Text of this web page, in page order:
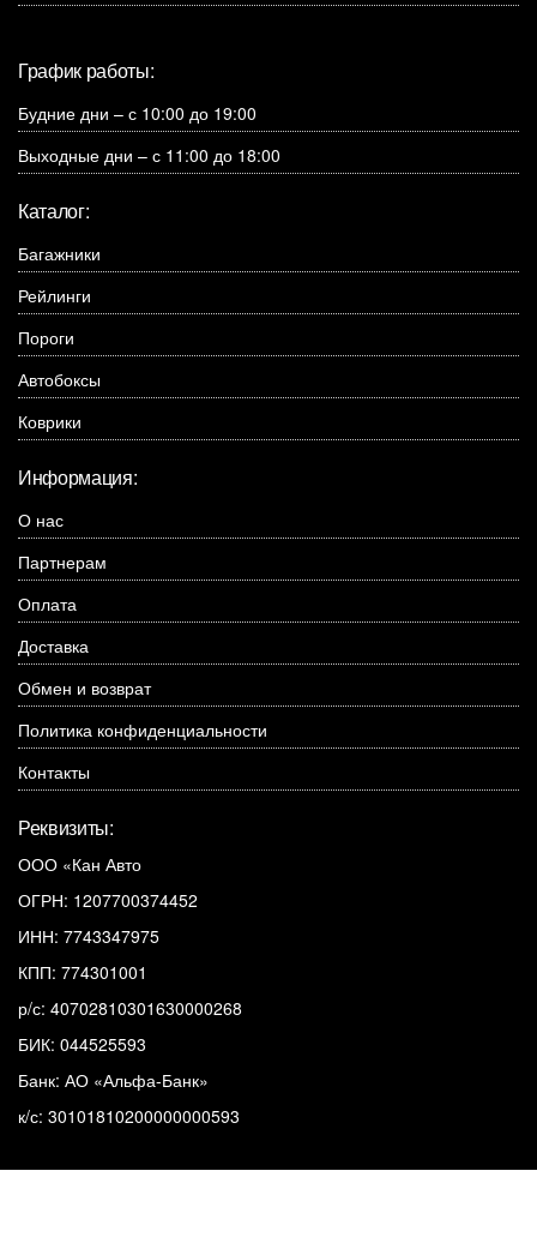
График работы:
Будние дни – с 10:00 до 19:00
Выходные дни – с 11:00 до 18:00
Каталог:
Багажники
Рейлинги
Пороги
Автобоксы
Коврики
Информация:
О нас
Партнерам
Оплата
Доставка
Обмен и возврат
Политика конфиденциальности
Контакты
Реквизиты:
ООО «Кан Авто
ОГРН: 1207700374452
ИНН: 7743347975
КПП: 774301001
р/с: 40702810301630000268
БИК: 044525593
Банк: АО «Альфа-Банк»
к/с: 30101810200000000593